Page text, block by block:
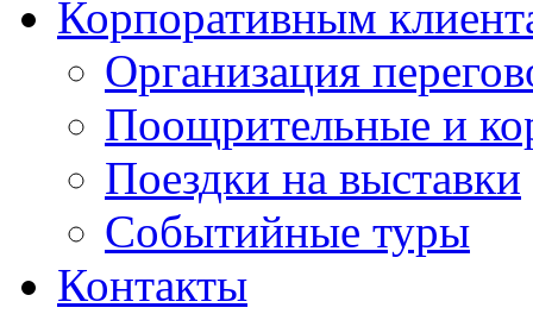
Корпоративным
Организация
Поощрительные и
Поездки на выставки
Событийные туры
Контакты